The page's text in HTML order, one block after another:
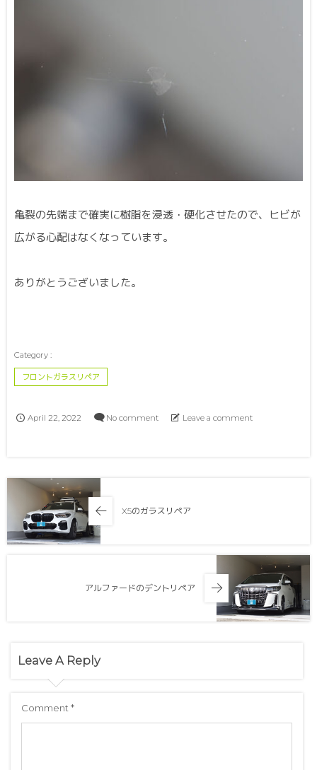
亀裂の先端まで確実に樹脂を浸透・硬化させたので、ヒビが
広がる心配はなくなっています。
ありがとうございました。
フロントガラスリペア
April 22 ,2022 No comment Leave a comment
X5のガラスリペア
アルファードのデントリペア
Leave A Reply
Comment *